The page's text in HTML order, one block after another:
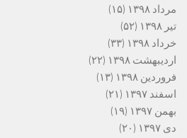
مرداد ۱۳۹۸
(۱۵)
تیر ۱۳۹۸
(۵۲)
خرداد ۱۳۹۸
(۳۳)
اردیبهشت ۱۳۹۸
(۲۲)
فروردین ۱۳۹۸
(۱۳)
اسفند ۱۳۹۷
(۲۱)
بهمن ۱۳۹۷
(۱۹)
دی ۱۳۹۷
(۲۰)